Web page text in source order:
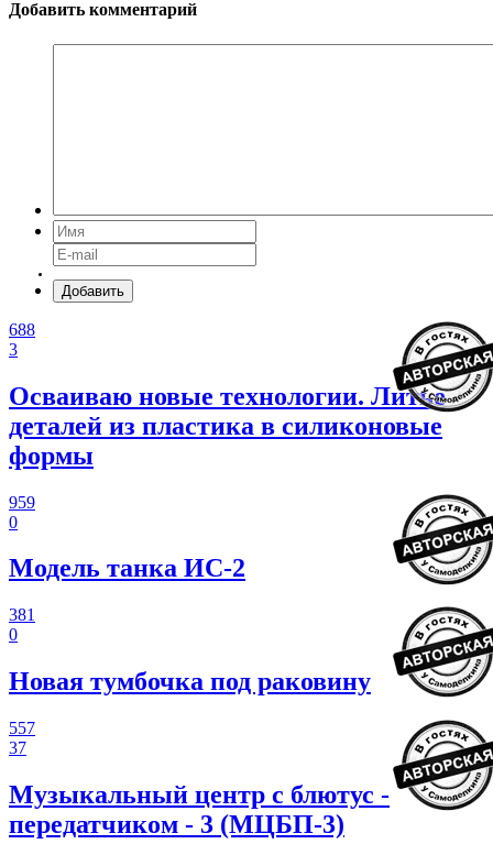
Добавить комментарий
Добавить
688
3
Осваиваю новые технологии. Литье
деталей из пластика в силиконовые
формы
959
0
Модель танка ИС-2
381
0
Новая тумбочка под раковину
557
37
Музыкальный центр с блютус -
передатчиком - 3 (МЦБП-3)